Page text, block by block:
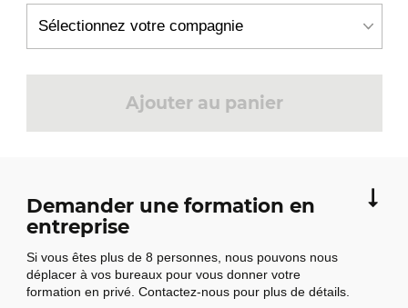
Ajouter au panier
Demander une formation en
entreprise
Si vous êtes plus de 8 personnes, nous pouvons nous
déplacer à vos bureaux pour vous donner votre
formation en privé. Contactez-nous pour plus de détails.